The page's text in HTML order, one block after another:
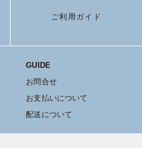
ご利用ガイド
GUIDE
お問合せ
お支払いについて
配送について